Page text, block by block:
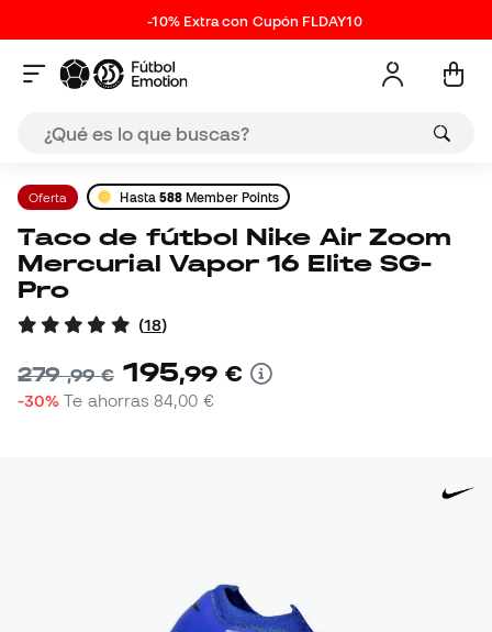
-10% Extra con Cupón FLDAY10
Oferta Hasta 588 Member Points
Taco de fútbol Nike Air Zoom
Mercurial Vapor 16 Elite SG-
Pro
(18)
279,99 € 195,99 €
-30% Te ahorras84,00 €